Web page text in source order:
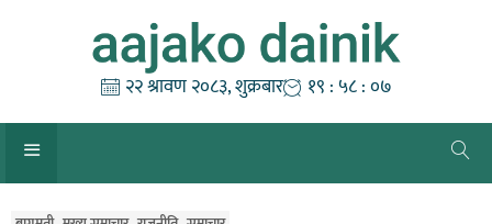
२२ श्रावण २०८३, शुक्रबार १९ : ५८ : ०८